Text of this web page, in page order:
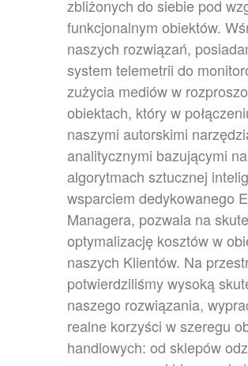
zbliżonych do siebie pod
funkcjonalnym obiektów.
naszych rozwiązań,
system telemetrii do
zużycia mediów w
obiektach, który w
naszymi autorskimi
analitycznymi bazującymi na
algorytmach sztucznej
wsparciem dedykowanego
Managera, pozwala na
optymalizację kosztów w
naszych Klientów. Na
potwierdziliśmy wysoką
naszego rozwiązania,
realne korzyści w szeregu
handlowych: od sklepów